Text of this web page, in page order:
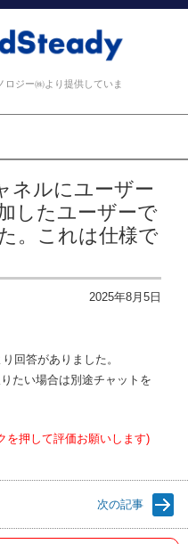
ロジー㈱より提供していま
ネルにユーザー
したユーザーで
。これは仕様で
2025年8月5日
回答がありました。
たい場合は別途チャットを
押して評価お願いします)
次の記事